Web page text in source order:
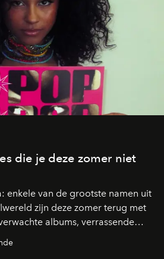
die je deze zomer niet
enkele van de grootste namen uit
zijn deze zomer terug met
albums, verrassende
nieuwe projecten: dit zijn
missen.